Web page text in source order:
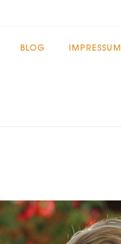
BLOG IMPRESSUM